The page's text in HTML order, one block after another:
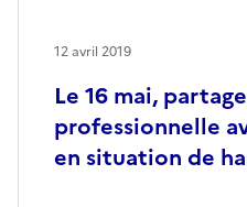
Le 16 mai,
professionnelle
en situation de
12 avril 2019